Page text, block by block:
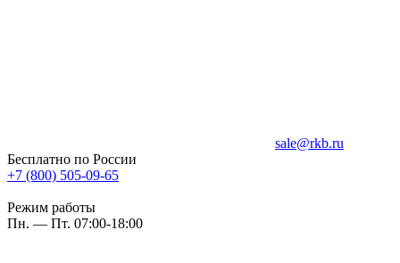
sale@rkb.ru
Бесплатно по России
+7 (800) 505-09-65
Режим работы
Пн. — Пт. 07:00-18:00